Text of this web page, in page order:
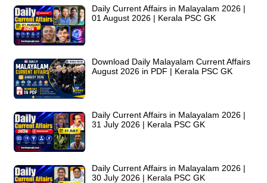
Daily Current Affairs in Malayalam 2026 |
01 August 2026 | Kerala PSC GK
Download Daily Malayalam Current Affairs
August 2026 in PDF | Kerala PSC GK
Daily Current Affairs in Malayalam 2026 |
31 July 2026 | Kerala PSC GK
Daily Current Affairs in Malayalam 2026 |
30 July 2026 | Kerala PSC GK